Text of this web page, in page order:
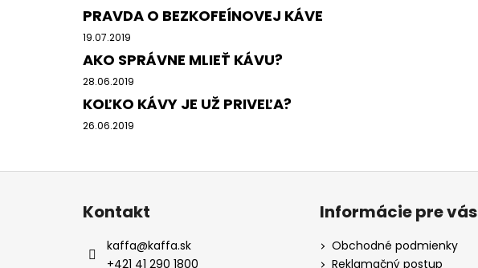
PRAVDA O BEZKOFEÍNOVEJ KÁVE
19.07.2019
AKO SPRÁVNE MLIEŤ KÁVU?
28.06.2019
KOĽKO KÁVY JE UŽ PRIVEĽA?
26.06.2019
Kontakt
kaffa@kaffa.sk
+421 41 290 1800
Informácie pre vás
Obchodné podmienky
Reklamačný postup